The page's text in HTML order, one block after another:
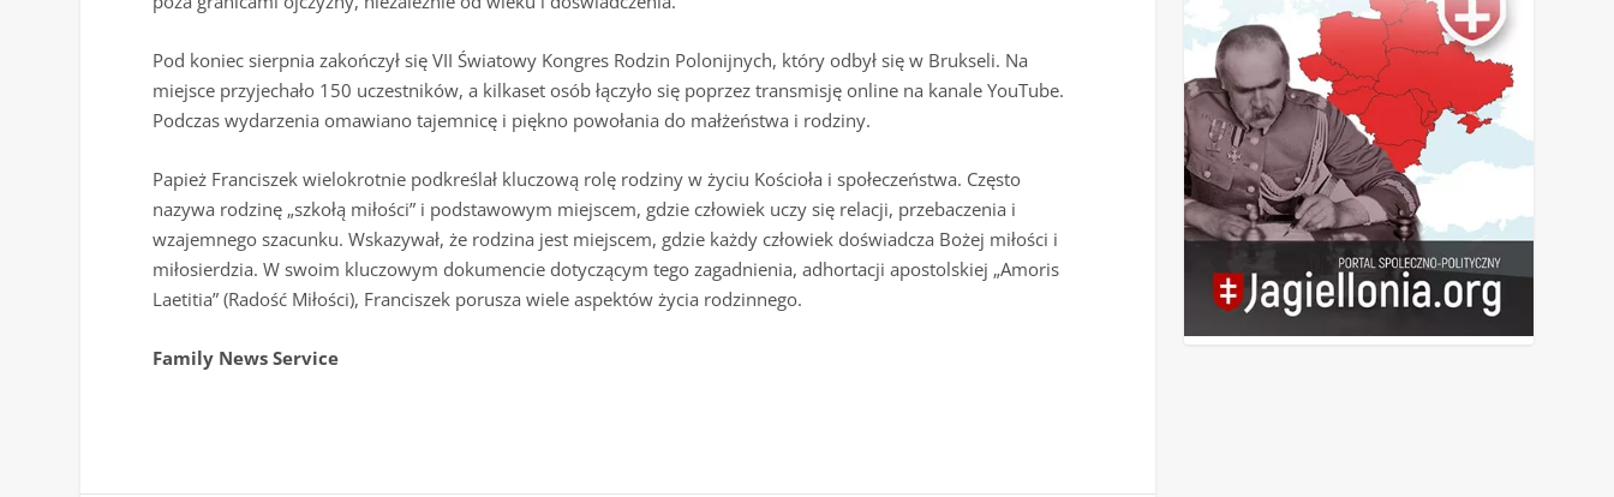
Pod koniec sierpnia zakończył się VII Światowy Kongres Rodzin Polonijnych, który odbył się w Brukseli. Na
miejsce przyjechało 150 uczestników, a kilkaset osób łączyło się poprzez transmisję online na kanale YouTube.
Podczas wydarzenia omawiano tajemnicę i piękno powołania do małżeństwa i rodziny.
Papież Franciszek wielokrotnie podkreślał kluczową rolę rodziny w życiu Kościoła i społeczeństwa. Często
nazywa rodzinę „szkołą miłości” i podstawowym miejscem, gdzie człowiek uczy się relacji, przebaczenia i
wzajemnego szacunku. Wskazywał, że rodzina jest miejscem, gdzie każdy człowiek doświadcza Bożej miłości i
miłosierdzia. W swoim kluczowym dokumencie dotyczącym tego zagadnienia, adhortacji apostolskiej „Amoris
Laetitia” (Radość Miłości), Franciszek porusza wiele aspektów życia rodzinnego.
Family News Service